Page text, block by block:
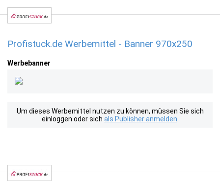
Profistuck.de Werbemittel - Banner 970x250
Werbebanner
Um dieses Werbemittel nutzen zu können, müssen Sie sich
einloggen oder sich als Publisher anmelden